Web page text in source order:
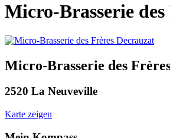
Micro-Brasserie
Micro-Brasserie des
2520 La Neuveville
Karte zeigen